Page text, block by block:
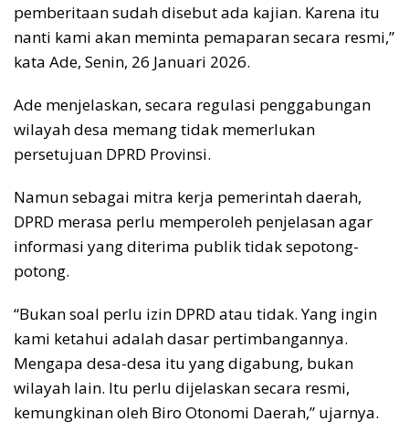
pemberitaan sudah disebut ada kajian. Karena itu
nanti kami akan meminta pemaparan secara resmi,”
kata Ade, Senin, 26 Januari 2026.
Ade menjelaskan, secara regulasi penggabungan
wilayah desa memang tidak memerlukan
persetujuan DPRD Provinsi.
Namun sebagai mitra kerja pemerintah daerah,
DPRD merasa perlu memperoleh penjelasan agar
informasi yang diterima publik tidak sepotong-
potong.
“Bukan soal perlu izin DPRD atau tidak. Yang ingin
kami ketahui adalah dasar pertimbangannya.
Mengapa desa-desa itu yang digabung, bukan
wilayah lain. Itu perlu dijelaskan secara resmi,
kemungkinan oleh Biro Otonomi Daerah,” ujarnya.